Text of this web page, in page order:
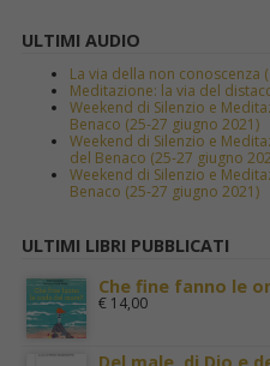
ULTIMI AUDIO
La via della non conoscenza
Meditazione: la via del
Weekend di Silenzio e
Benaco (25-27 giugno 2021)
Weekend di Silenzio e
del Benaco (25-27 giugno
Weekend di Silenzio e
Benaco (25-27 giugno 2021)
ULTIMI LIBRI PUBBLICATI
Che fine fanno le
€14,00
Del male, di Dio e